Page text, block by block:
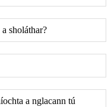
sholáthar?
a nglacann tú